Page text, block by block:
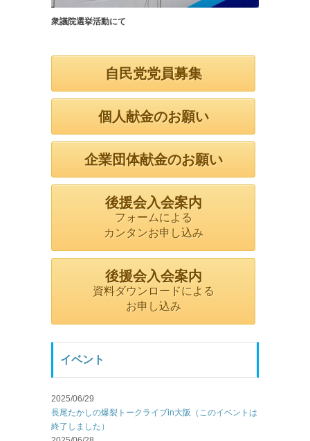
衆議院選挙活動にて
自民党党員募集
個人献金のお願い
企業団体献金のお願い
後援会入会案内
フォームによる
カンタンお申し込み
後援会入会案内
資料ダウンロードによる
お申し込み
イベント
2025/06/29
長尾たかしの爆裂トークライブin大阪（このイベントは
終了しました）